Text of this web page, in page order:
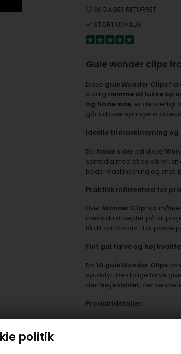
politik
30 DAGES RETURRET
STORT UDVALG
Gule wonder clips
Disse gule Wonder Clipsfra
stadig nemme at lukke op
og flade side, er de særligt
går ud over syningens
Ideelle til maskinsyning
De flade sider på disse
samtidig med at de sikrer,
både maskinsyning og små
Praktisk måleenhed for
Hver Wonder Cliphar
mens du arbejder på dit
få dit patchwork til at passe
Flot gul farve og høj
De 10 gule Wonder Clips
syudstyr. Den livlige farve
den høj kvalitet, der
Produktdetaljer: